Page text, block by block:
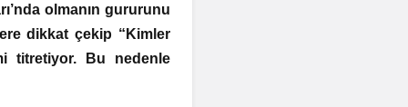
olmanın gururunu
dikkat çekip “Kimler
titretiyor. Bu nedenle